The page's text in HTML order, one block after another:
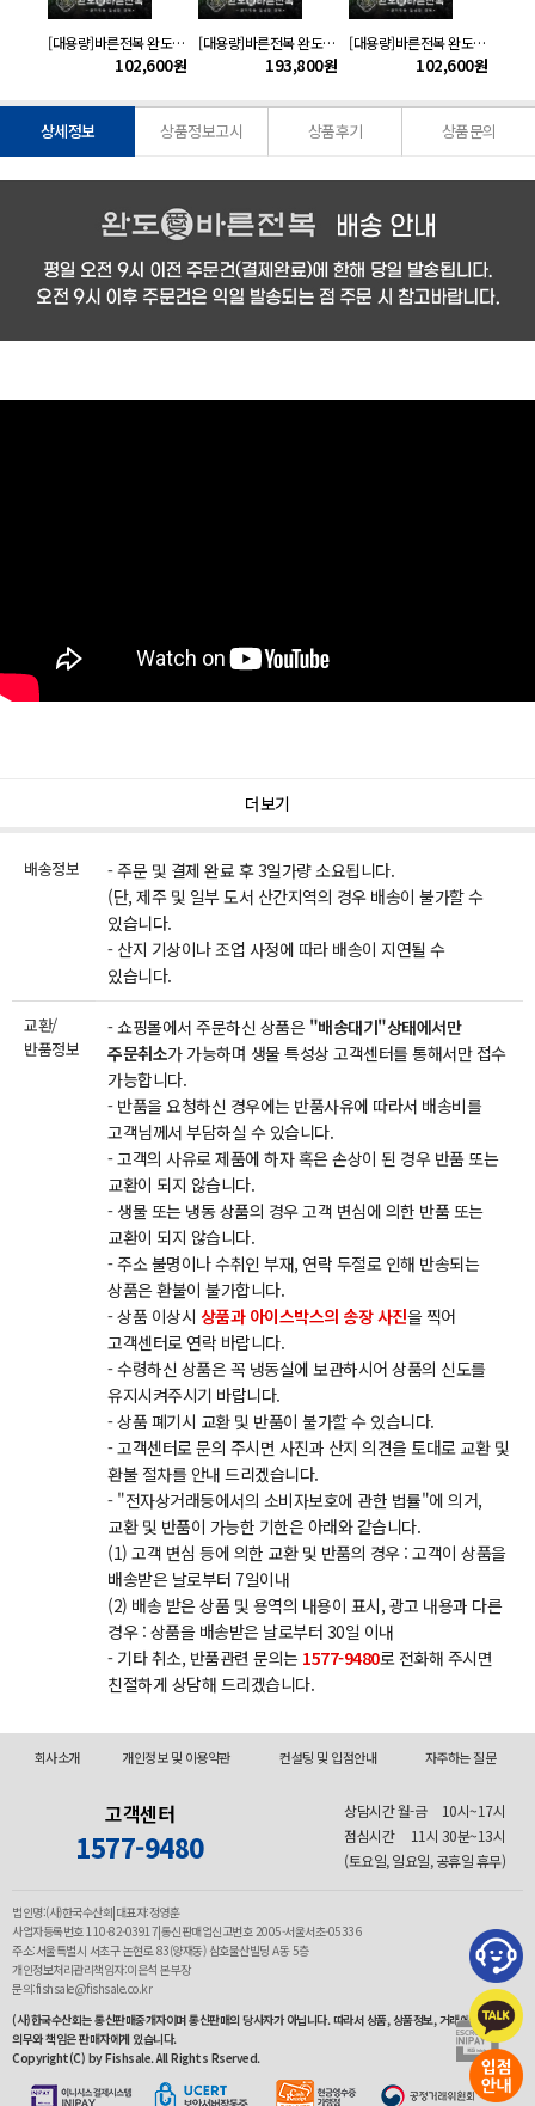
[대용량]바른전복 완도 활전복5kg(55~60미내외)
102,600원
[대용량]바른전복 완도 활전복10kg(110~120미내외)
193,800원
[대용량]바른전복 완도 활전복5kg(60~65미내외)
102,600원
상세정보 상품정보고시 상품후기 상품문의
더보기
배송정보
- 주문 및 결제 완료 후 3일가량 소요됩니다.
(단, 제주 및 일부 도서 산간지역의 경우 배송이 불가할 수
있습니다.
- 산지 기상이나 조업 사정에 따라 배송이 지연될 수
있습니다.
교환/
반품정보
- 쇼핑몰에서 주문하신 상품은 "배송대기"상태에서만
주문취소가 가능하며 생물 특성상 고객센터를 통해서만 접수
가능합니다.
- 반품을 요청하신 경우에는 반품사유에 따라서 배송비를
고객님께서 부담하실 수 있습니다.
- 고객의 사유로 제품에 하자 혹은 손상이 된 경우 반품 또는
교환이 되지 않습니다.
- 생물 또는 냉동 상품의 경우 고객 변심에 의한 반품 또는
교환이 되지 않습니다.
- 주소 불명이나 수취인 부재, 연락 두절로 인해 반송되는
상품은 환불이 불가합니다.
- 상품 이상시 상품과 아이스박스의 송장 사진을 찍어
고객센터로 연락 바랍니다.
- 수령하신 상품은 꼭 냉동실에 보관하시어 상품의 신도를
유지시켜주시기 바랍니다.
- 상품 폐기시 교환 및 반품이 불가할 수 있습니다.
- 고객센터로 문의 주시면 사진과 산지 의견을 토대로 교환 및
환불 절차를 안내 드리겠습니다.
- "전자상거래등에서의 소비자보호에 관한 법률"에 의거,
교환 및 반품이 가능한 기한은 아래와 같습니다.
(1) 고객 변심 등에 의한 교환 및 반품의 경우 : 고객이 상품을
배송받은 날로부터 7일이내
(2) 배송 받은 상품 및 용역의 내용이 표시, 광고 내용과 다른
경우 : 상품을 배송받은 날로부터 30일 이내
- 기타 취소, 반품관련 문의는 1577-9480로 전화해 주시면
친절하게 상담해 드리겠습니다.
회사소개 개인정보 및 이용약관 컨설팅 및 입점안내 자주하는 질문
고객센터
1577-9480
상담시간 월-금
10시~17시
점심시간
11시 30분~13시
(토요일, 일요일, 공휴일 휴무)
법인명:(사)한국수산회|대표자:정영훈
사업자등록번호 110-82-03917|통신판매업신고번호 2005-서울서초-05336
주소:서울특별시 서초구 논현로 83(양재동) 삼호물산빌딩 A동 5층
개인정보처리관리책임자:이은석 본부장
문의:fishsale@fishsale.co.kr
(사)한국수산회는 통신판매중개자이며 통신판매의 당사자가 아닙니다. 따라서 상품, 상품정보, 거래에 관한
의무와 책임은 판매자에게 있습니다.
Copyright(C) by Fishsale. All Rights Rserved.